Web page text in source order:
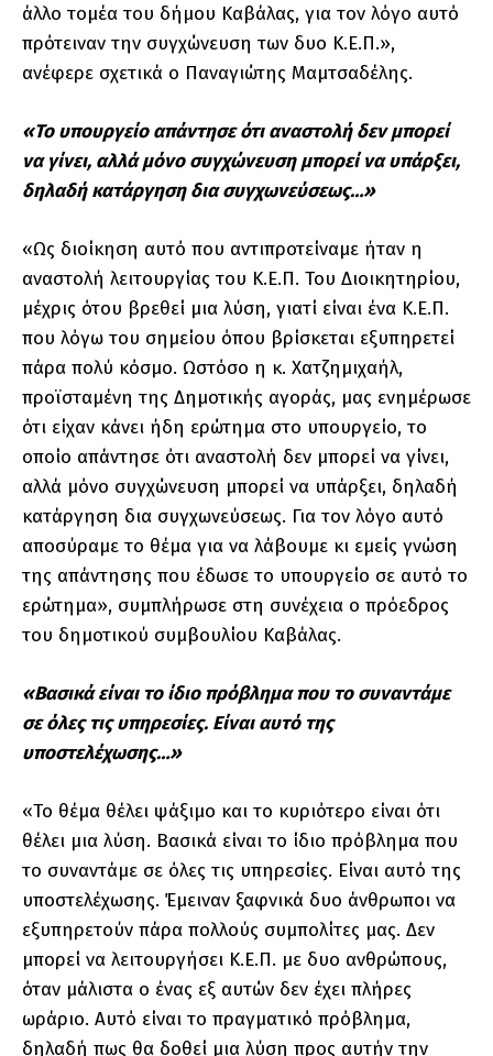
άλλο τομέα του δήμου Καβάλας, για τον λόγο αυτό
πρότειναν την συγχώνευση των δυο Κ.Ε.Π.»,
ανέφερε σχετικά ο Παναγιώτης Μαμτσαδέλης.
«Το υπουργείο απάντησε ότι αναστολή δεν μπορεί
να γίνει, αλλά μόνο συγχώνευση μπορεί να υπάρξει,
δηλαδή κατάργηση δια συγχωνεύσεως…»
«Ως διοίκηση αυτό που αντιπροτείναμε ήταν η
αναστολή λειτουργίας του Κ.Ε.Π. Του Διοικητηρίου,
μέχρις ότου βρεθεί μια λύση, γιατί είναι ένα Κ.Ε.Π.
που λόγω του σημείου όπου βρίσκεται εξυπηρετεί
πάρα πολύ κόσμο. Ωστόσο η κ. Χατζημιχαήλ,
προϊσταμένη της Δημοτικής αγοράς, μας ενημέρωσε
ότι είχαν κάνει ήδη ερώτημα στο υπουργείο, το
οποίο απάντησε ότι αναστολή δεν μπορεί να γίνει,
αλλά μόνο συγχώνευση μπορεί να υπάρξει, δηλαδή
κατάργηση δια συγχωνεύσεως. Για τον λόγο αυτό
αποσύραμε το θέμα για να λάβουμε κι εμείς γνώση
της απάντησης που έδωσε το υπουργείο σε αυτό το
ερώτημα», συμπλήρωσε στη συνέχεια ο πρόεδρος
του δημοτικού συμβουλίου Καβάλας.
«Βασικά είναι το ίδιο πρόβλημα που το συναντάμε
σε όλες τις υπηρεσίες. Είναι αυτό της
υποστελέχωσης…»
«Το θέμα θέλει ψάξιμο και το κυριότερο είναι ότι
θέλει μια λύση. Βασικά είναι το ίδιο πρόβλημα που
το συναντάμε σε όλες τις υπηρεσίες. Είναι αυτό της
υποστελέχωσης. Έμειναν ξαφνικά δυο άνθρωποι να
εξυπηρετούν πάρα πολλούς συμπολίτες μας. Δεν
μπορεί να λειτουργήσει Κ.Ε.Π. με δυο ανθρώπους,
όταν μάλιστα ο ένας εξ αυτών δεν έχει πλήρες
ωράριο. Αυτό είναι το πραγματικό πρόβλημα,
δηλαδή πως θα δοθεί μια λύση προς αυτήν την